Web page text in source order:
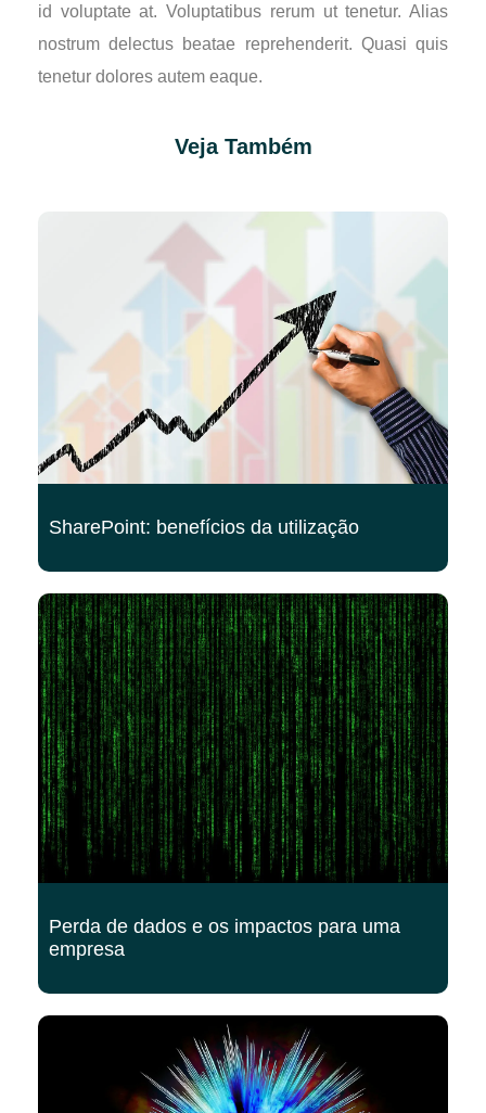
id voluptate at. Voluptatibus rerum ut tenetur. Alias
nostrum delectus beatae reprehenderit. Quasi quis
tenetur dolores autem eaque.
Veja Também
SharePoint: benefícios da utilização
Perda de dados e os impactos para uma
empresa